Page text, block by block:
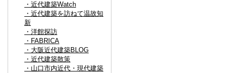
・近代建築Watch
・近代建築を訪ねて温故知
新
・洋館探訪
・FABRICA
・大阪近代建築BLOG
・近代建築散策
・山口市内近代・現代建築